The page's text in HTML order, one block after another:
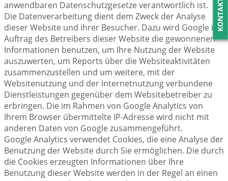
anwendbaren Datenschutzgesetze verantwortlich ist.
Die Datenverarbeitung dient dem Zweck der Analyse
dieser Website und ihrer Besucher. Dazu wird Google im
Auftrag des Betreibers dieser Website die gewonnenen
Informationen benutzen, um Ihre Nutzung der Website
auszuwerten, um Reports über die Websiteaktivitäten
zusammenzustellen und um weitere, mit der
Websitenutzung und der Internetnutzung verbundene
Dienstleistungen gegenüber dem Websitebetreiber zu
erbringen. Die im Rahmen von Google Analytics von
Ihrem Browser übermittelte IP-Adresse wird nicht mit
anderen Daten von Google zusammengeführt.
Google Analytics verwendet Cookies, die eine Analyse der
Benutzung der Website durch Sie ermöglichen. Die durch
die Cookies erzeugten Informationen über Ihre
Benutzung dieser Website werden in der Regel an einen
KONTAKT